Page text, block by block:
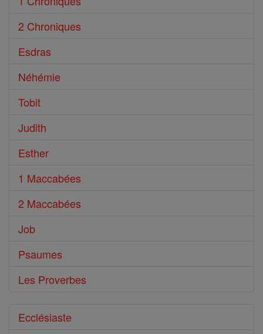
2 Chroniques
Esdras
Néhémie
Tobit
Judith
Esther
1 Maccabées
2 Maccabées
Job
Psaumes
Les Proverbes
Ecclésiaste